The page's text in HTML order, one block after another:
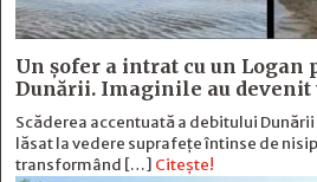
Un șofer a intrat cu un Logan
Dunării. Imaginile au
Scăderea accentuată a debitului
lăsat la vedere suprafețe întinse de
transformând […] Citește!